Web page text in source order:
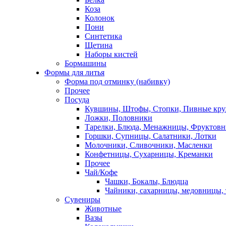
Коза
Колонок
Пони
Синтетика
Щетина
Наборы кистей
Бормашины
Формы для литья
Форма под отминку (набивку)
Прочее
Посуда
Кувшины, Штофы, Стопки, Пивные
Ложки, Половники
Тарелки, Блюда, Менажницы,
Горшки, Супницы, Салатники, Лотки
Молочники, Сливочники, Масленки
Конфетницы, Сухарницы, Креманки
Прочее
Чай/Кофе
Чашки, Бокалы, Блюдца
Чайники, сахарницы, медовницы,
Сувениры
Животные
Вазы